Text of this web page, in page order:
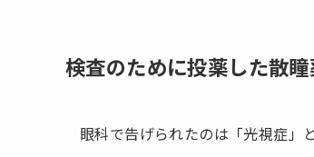
検査のために投薬した散
眼科で告げられたのは「光視症」